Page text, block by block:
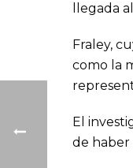
llegada
Fraley,
como la
El
de haber